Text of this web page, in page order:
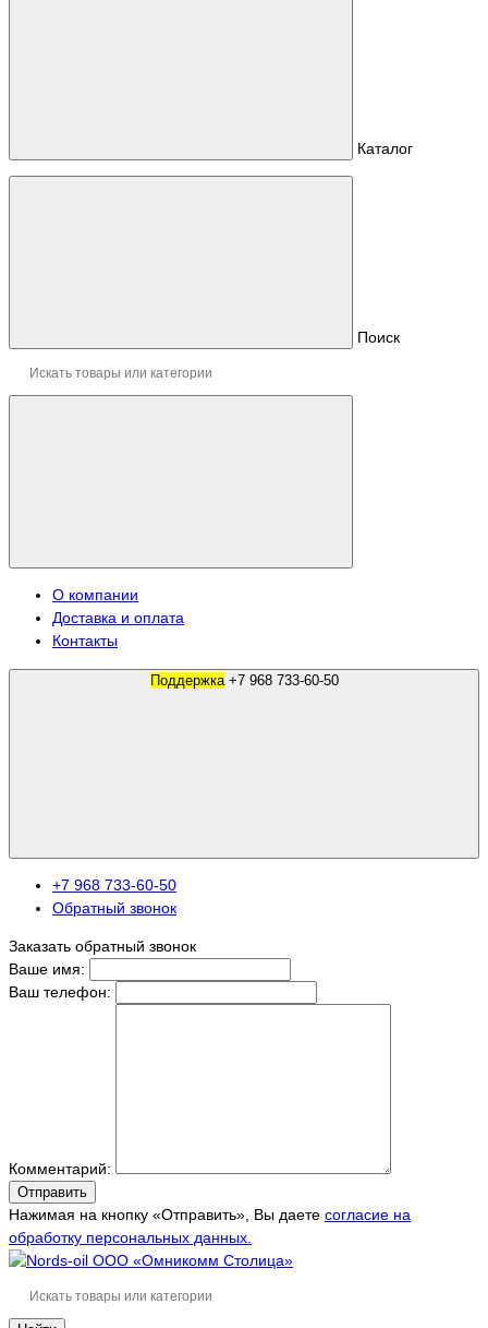
Каталог
Поиск
О компании
Доставка и оплата
Контакты
Поддержка +7 968 733-60-50
+7 968 733-60-50
Обратный звонок
Заказать обратный звонок
Ваше имя:
Ваш телефон:
Комментарий:
Отправить
Нажимая на кнопку «Отправить», Вы даете согласие на
обработку персональных данных.